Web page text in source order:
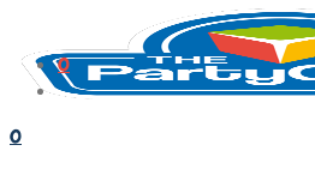
0
0